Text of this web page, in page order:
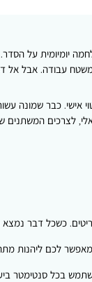
יומיומית על
עבודה. אבל
כבר שמונה
לצרכים המשתנים
לכם ליהנות
בכל סנטימטר